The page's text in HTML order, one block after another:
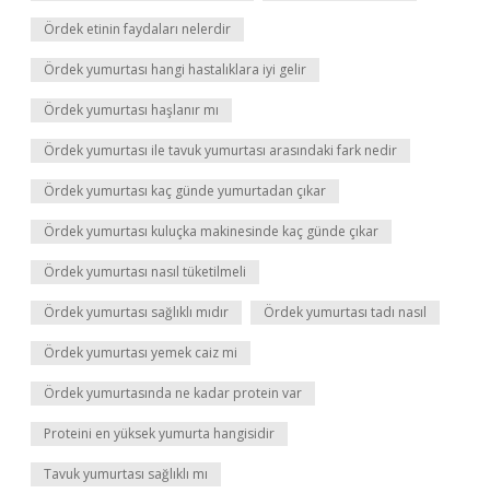
Ördek etinin faydaları nelerdir
Ördek yumurtası hangi hastalıklara iyi gelir
Ördek yumurtası haşlanır mı
Ördek yumurtası ile tavuk yumurtası arasındaki fark nedir
Ördek yumurtası kaç günde yumurtadan çıkar
Ördek yumurtası kuluçka makinesinde kaç günde çıkar
Ördek yumurtası nasıl tüketilmeli
Ördek yumurtası sağlıklı mıdır Ördek yumurtası tadı nasıl
Ördek yumurtası yemek caiz mi
Ördek yumurtasında ne kadar protein var
Proteini en yüksek yumurta hangisidir
Tavuk yumurtası sağlıklı mı